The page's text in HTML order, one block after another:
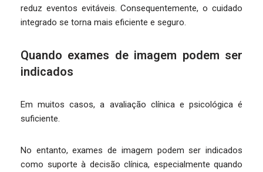
reduz eventos evitáveis. Consequentemente, o cuidado
integrado se torna mais eficiente e seguro.
Quando exames de imagem podem ser
indicados
Em muitos casos, a avaliação clínica e psicológica é
suficiente.
No entanto, exames de imagem podem ser indicados
como suporte à decisão clínica, especialmente quando